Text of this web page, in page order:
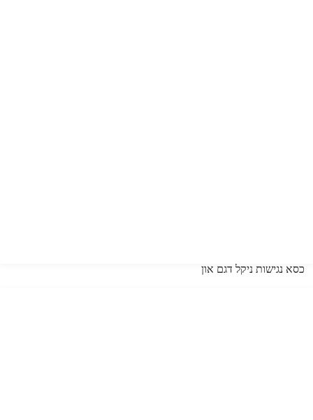
כסא נגישות ניקל דגם און